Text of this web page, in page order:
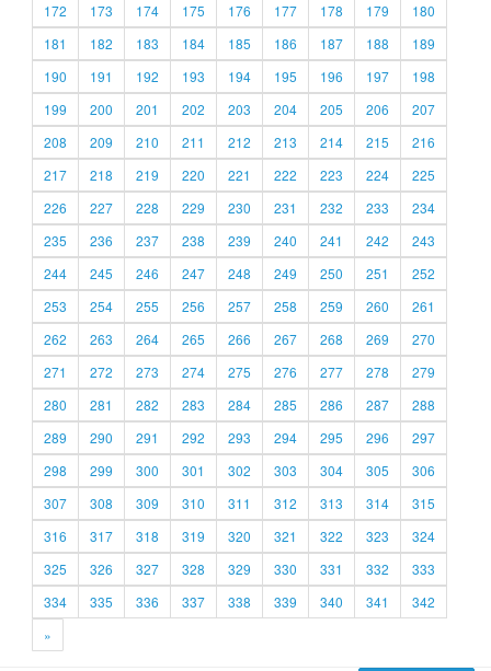
172
173 174 175 176 177 178 179
180
181
182 183 184 185 186 187 188
189
190
191 192 193 194 195 196 197
198
199
200 201 202 203 204 205 206
207
208
209 210 211 212 213 214 215
216
217
218 219 220 221 222 223 224
225
226
227 228 229 230 231 232 233
234
235
236 237 238 239 240 241 242
243
244
245 246 247 248 249 250 251
252
253
254 255 256 257 258 259 260
261
262
263 264 265 266 267 268 269
270
271
272 273 274 275 276 277 278
279
280
281 282 283 284 285 286 287
288
289
290 291 292 293 294 295 296
297
298
299 300 301 302 303 304 305
306
307
308 309 310 311 312 313 314
315
316
317 318 319 320 321 322 323
324
325
326 327 328 329 330 331 332
333
334
335 336 337 338 339 340 341
342
»